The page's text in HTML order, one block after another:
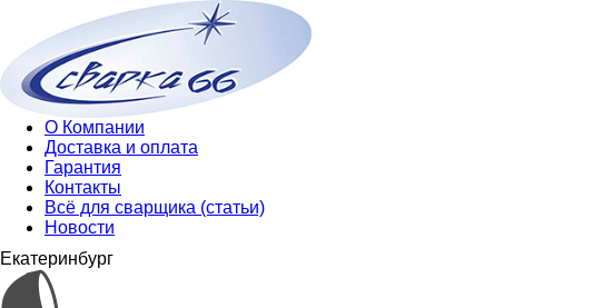
О Компании
Доставка и оплата
Гарантия
Контакты
Всё для сварщика (статьи)
Новости
Екатеринбург